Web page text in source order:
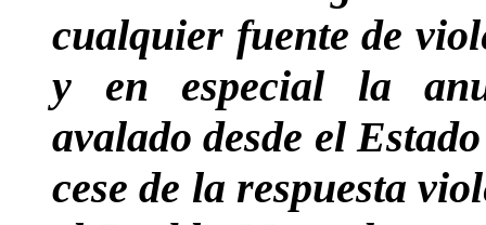
cualquier fuente de
y en especial la
avalado desde el
cese de la respuesta